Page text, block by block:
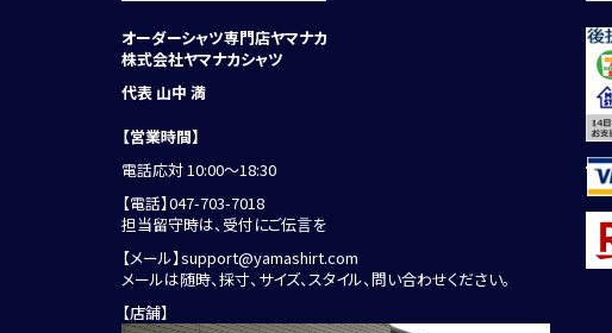
オーダーシャツ専門店ヤマナカ
株式会社ヤマナカシャツ
代表 山中 満
【営業時間】
電話応対 10:00～18:30
【電話】047-703-7018
担当留守時は、受付にご伝言を
【メール】support@yamashirt.com
メールは随時、採寸、サイズ、スタイル、問い合わせください。
【店舗】